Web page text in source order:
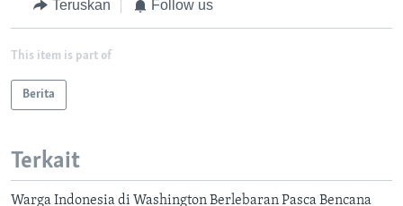
Teruskan Follow us
This item is part of
Berita
Terkait
Warga Indonesia di Washington Berlebaran Pasca Bencana